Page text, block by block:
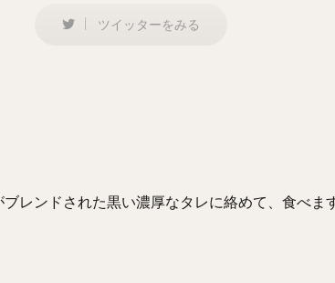
ツイッターをみる
レンドされた黒い濃厚なタレに絡めて、食べま